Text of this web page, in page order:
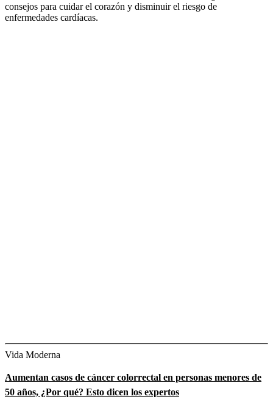
consejos para cuidar el corazón y disminuir el riesgo de
enfermedades cardíacas.
Vida Moderna
Aumentan casos de cáncer colorrectal en personas menores de
50 años, ¿Por qué? Esto dicen los expertos